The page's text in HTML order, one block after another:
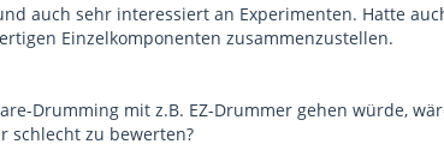
auch sehr interessiert an Experimenten. Hatte
Einzelkomponenten zusammenzustellen.
Drumming mit z.B. EZ-Drummer gehen würde,
schlecht zu bewerten?